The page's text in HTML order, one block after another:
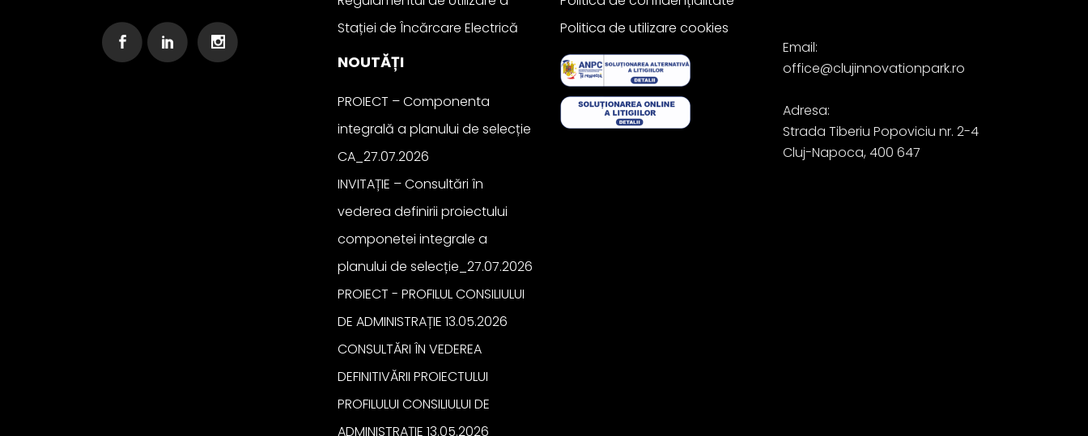
Stației de Încărcare Electrică
NOUTĂȚI
PROIECT – Componenta
integrală a planului de selecție
CA_27.07.2026
INVITAȚIE – Consultări în
vederea definirii proiectului
componetei integrale a
planului de selecție_27.07.2026
PROIECT - PROFILUL CONSILIULUI
DE ADMINISTRAȚIE 13.05.2026
CONSULTĂRI ÎN VEDEREA
DEFINITIVĂRII PROIECTULUI
PROFILULUI CONSILIULUI DE
ADMINISTRAȚIE 13.05.2026
Politica de utilizare cookies
Email:
office@clujinnovationpark.ro
Adresa:
Strada Tiberiu Popoviciu nr. 2-4
Cluj-Napoca, 400 647